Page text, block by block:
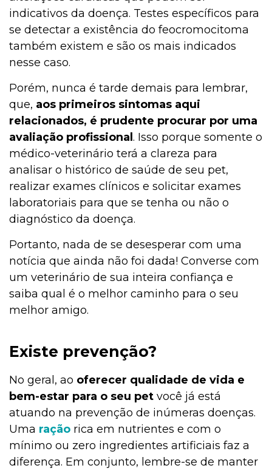
indicativos da doença. Testes específicos para
se detectar a existência do feocromocitoma
também existem e são os mais indicados
nesse caso.
Porém, nunca é tarde demais para lembrar,
que, aos primeiros sintomas aqui
relacionados, é prudente procurar por uma
avaliação profissional . Isso porque somente o
médico-veterinário terá a clareza para
analisar o histórico de saúde de seu pet,
realizar exames clínicos e solicitar exames
laboratoriais para que se tenha ou não o
diagnóstico da doença.
Portanto, nada de se desesperar com uma
notícia que ainda não foi dada! Converse com
um veterinário de sua inteira confiança e
saiba qual é o melhor caminho para o seu
melhor amigo.
Existe prevenção?
No geral, ao oferecer qualidade de vida e
bem-estar para o seu pet você já está
atuando na prevenção de inúmeras doenças.
Uma ração rica em nutrientes e com o
mínimo ou zero ingredientes artificiais faz a
diferença. Em conjunto, lembre-se de manter